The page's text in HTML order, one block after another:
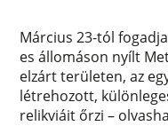
Március 23-tól
es állomáson nyílt
elzárt területen, az
létrehozott,
relikviáit őrzi –